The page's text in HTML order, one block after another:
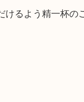
るよう精一杯の